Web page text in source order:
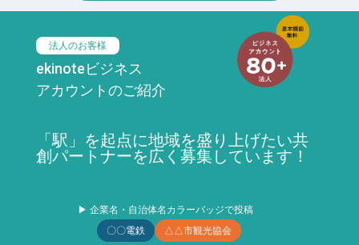
法人のお客様
ekinoteビジネス
アカウントのご紹介
「駅」を起点に地域を盛り上げたい共
創パートナーを広く募集しています！
▶ 企業名・自治体名カラーバッジで投稿
〇〇電鉄
△△市観光協会